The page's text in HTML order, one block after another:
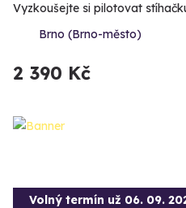
Vyzkoušejte si pilotovat
Brno (Brno-město)
2 390 Kč
Volný termín už 06. 09.